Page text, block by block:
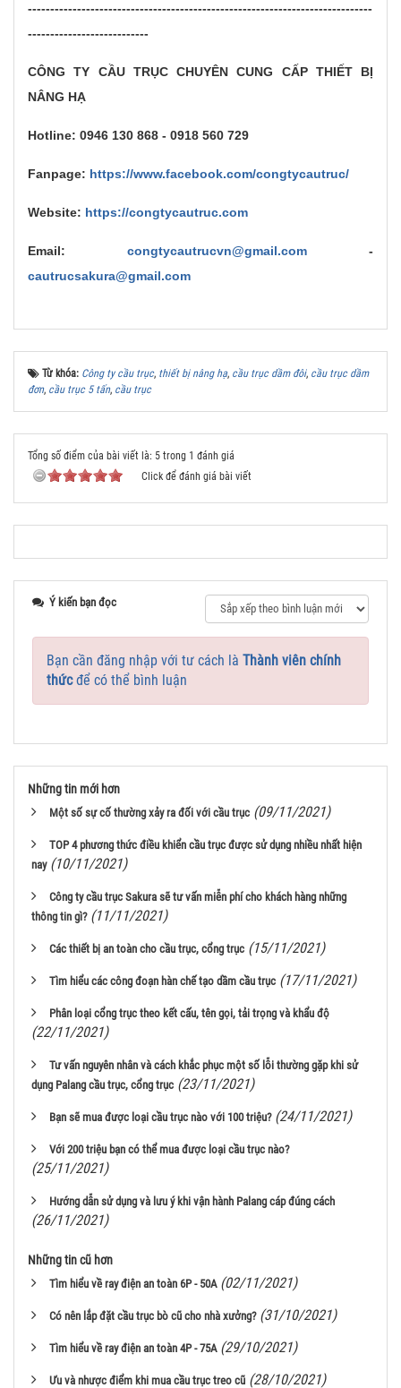
-----------------------------------------------------------------------------
---------------------------
CÔNG TY CẦU TRỤC CHUYÊN CUNG CẤP THIẾT BỊ
NÂNG HẠ
Hotline: 0946 130 868 - 0918 560 729
Fanpage: https://www.facebook.com/congtycautruc/
Website: https://congtycautruc.com
Email: congtycautrucvn@gmail.com -
cautrucsakura@gmail.com
Từ khóa: Công ty cầu trục, thiết bị nâng hạ, cầu trục dầm đôi, cầu trục dầm
đơn, cầu trục 5 tấn, cầu trục
Tổng số điểm của bài viết là: 5 trong 1 đánh giá
Click để đánh giá bài viết
Ý kiến bạn đọc
Bạn cần đăng nhập với tư cách là Thành viên chính
thứcđể có thể bình luận
Những tin mới hơn
Một số sự cố thường xảy ra đối với cầu trục (09/11/2021)
TOP 4 phương thức điều khiển cầu trục được sử dụng nhiều nhất hiện
nay (10/11/2021)
Công ty cầu trục Sakura sẽ tư vấn miễn phí cho khách hàng những
thông tin gì? (11/11/2021)
Các thiết bị an toàn cho cầu trục, cổng trục (15/11/2021)
Tìm hiểu các công đoạn hàn chế tạo dầm cầu trục (17/11/2021)
Phân loại cổng trục theo kết cấu, tên gọi, tải trọng và khẩu độ
(22/11/2021)
Tư vấn nguyên nhân và cách khắc phục một số lỗi thường gặp khi sử
dụng Palang cầu trục, cổng trục (23/11/2021)
Bạn sẽ mua được loại cầu trục nào với 100 triệu? (24/11/2021)
Với 200 triệu bạn có thể mua được loại cầu trục nào?
(25/11/2021)
Hướng dẫn sử dụng và lưu ý khi vận hành Palang cáp đúng cách
(26/11/2021)
Những tin cũ hơn
Tìm hiểu về ray điện an toàn 6P - 50A (02/11/2021)
Có nên lắp đặt cầu trục bò cũ cho nhà xưởng? (31/10/2021)
Tìm hiểu về ray điện an toàn 4P - 75A (29/10/2021)
Ưu và nhược điểm khi mua cầu trục treo cũ (28/10/2021)